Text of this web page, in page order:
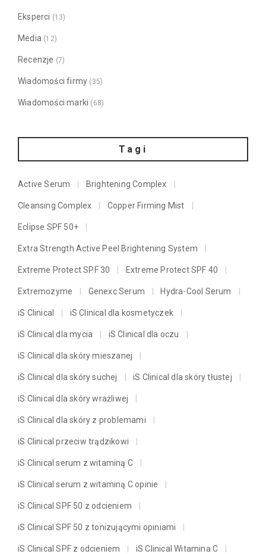
Eksperci (13)
Media (12)
Recenzje (7)
Wiadomości firmy (35)
Wiadomości marki (68)
Tagi
Active Serum Brightening Complex
Cleansing Complex Copper Firming Mist
Eclipse SPF 50+
Extra Strength Active Peel Brightening System
Extreme Protect SPF 30 Extreme Protect SPF 40
Extremozyme Genexc Serum Hydra-Cool Serum
iS Clinical iS Clinical dla kosmetyczek
iS Clinical dla mycia iS Clinical dla oczu
iS Clinical dla skóry mieszanej
iS Clinical dla skóry suchej iS Clinical dla skóry tłustej
iS Clinical dla skóry wrażliwej
iS Clinical dla skóry z problemami
iS Clinical przeciw trądzikowi
iS Clinical serum z witaminą C
iS Clinical serum z witaminą C opinie
iS Clinical SPF 50 z odcieniem
iS Clinical SPF 50 z tonizującymi opiniami
iS Clinical SPF z odcieniem iS Clinical Witamina C